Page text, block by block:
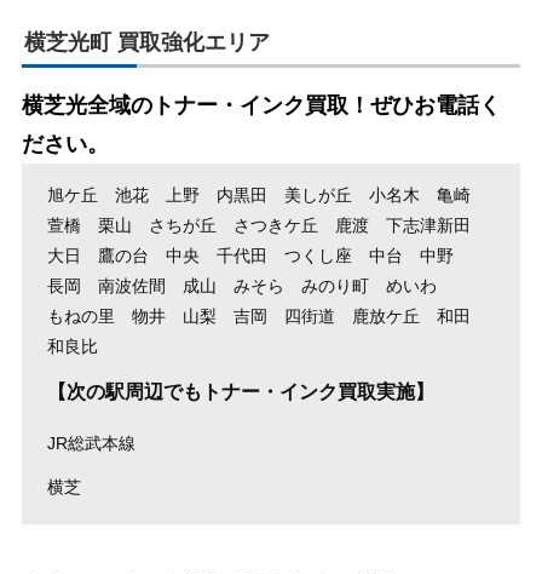
横芝光町 買取強化エリア
横芝光全域のトナー・インク買取！ぜひお電話く
ださい。
旭ケ丘 池花 上野 内黒田 美しが丘 小名木
亀崎
萱橋
栗山 さちが丘 さつきケ丘 鹿渡
下志津新田
大日
鷹の台 中央 千代田 つくし座 中台
中野
長岡
南波佐間 成山 みそら みのり町
めいわ
もねの里
物井 山梨 吉岡 四街道 鹿放ケ丘
和田
和良比
【次の駅周辺でもトナー・インク買取実施】
JR総武本線
横芝